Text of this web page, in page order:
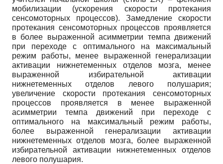
мобилизации (ускорения скорости протекания
сенсомоторных процессов). Замедление скорости
протекания сенсомоторных процессов проявляется
в более выраженной асимметрии темпа движений
при переходе с оптимального на максимальный
режим работы, менее выраженной генерализации
активации нижнетеменных отделов мозга, менее
выраженной избирательной активации
нижнетеменных отделов левого полушария;
увеличение скорости протекания сенсомоторных
процессов проявляется в менее выраженной
асимметрии темпа движений при переходе с
оптимального на максимальный режим работы,
более выраженной генерализации активации
нижнетеменных отделов мозга, более выраженной
избирательной активации нижнетеменных отделов
левого полушария.